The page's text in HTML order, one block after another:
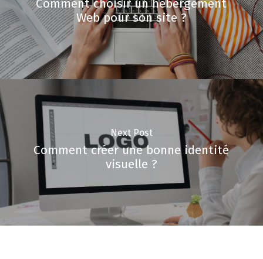
Comment choisir un hébergement
Web pour son site ?
Next Post
Comment créer une bonne identité
visuelle ?